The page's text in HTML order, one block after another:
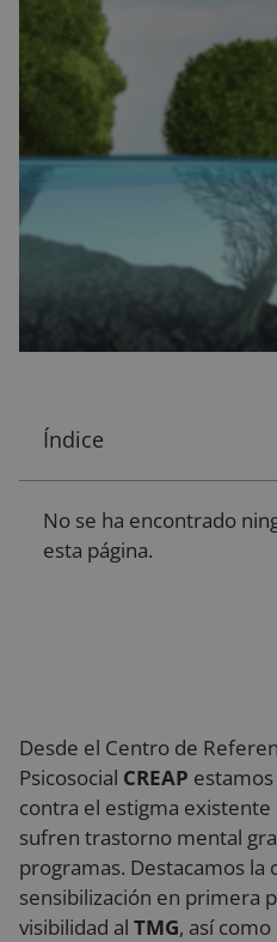
Índice
No se ha encontrado
esta página.
Desde el Centro de
Psicosocial CREAP
contra el estigma existente
sufren trastorno mental
programas. Destacamos la
sensibilización en primera
visibilidad al TMG, así